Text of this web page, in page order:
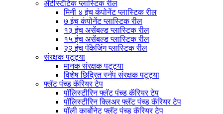
अँटीस्टॅटिक प्लास्टिक रील
मिनी ४ इंच कंपोनेंट प्लास्टिक रील
७ इंच कंपोनेंट प्लास्टिक रील
१३ इंच असेंबल्ड प्लास्टिक रील
१५ इंच असेंबल्ड प्लास्टिक रील
२२ इंच पॅकेजिंग प्लास्टिक रील
संरक्षक पट्ट्या
मानक संरक्षक पट्ट्या
विशेष छिद्रित स्नॅप संरक्षक पट्ट्या
फ्लॅट पंच्ड कॅरियर टेप
पॉलिस्टीरिन फ्लॅट पंच्ड कॅरियर टेप
पॉलिस्टीरिन क्लिअर फ्लॅट पंच्ड कॅरियर टेप
पॉली कार्बोनेट फ्लॅट पंच्ड कॅरियर टेप